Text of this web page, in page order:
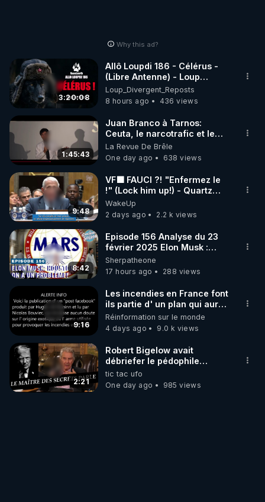
Why this ad?
3:20:08
Allô Loupdi 186 - Célérus -
(Libre Antenne) - Loup
Divergent 2026.08.06
Loup_Divergent_Reposts
8 hours ago
436 views
1:45:43
Juan Branco à Tarnos:
Ceuta, le narcotrafic et le
pouvoir en France
La Revue De Brêle
One day ago
638 views
9:48
VF🟩 FAUCI ?! "Enfermez le
!" (Lock him up!) - Quartz
Traduction
WakeUp
2 days ago
2.2 k views
8:42
Episode 156 Analyse du 23
février 2025 Elon Musk :
Houston , on a un problème !
Sherpatheone
17 hours ago
288 views
9:16
Les incendies en France font
ils partie d' un plan qui aurait
débuté le 11 septembre 2001
?
Réinformation sur le monde
4 days ago
9.0 k views
2:21
Robert Bigelow avait
débriefer le pédophile
génocidaire de donald j
trump
tic tac ufo
One day ago
985 views